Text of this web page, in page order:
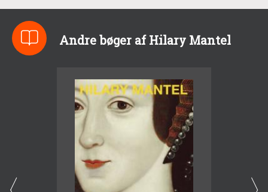
Andre bøger af Hilary Mantel